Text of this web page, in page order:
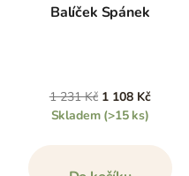
Balíček Spánek
1 231 Kč 1 108 Kč
Skladem (>15 ks)